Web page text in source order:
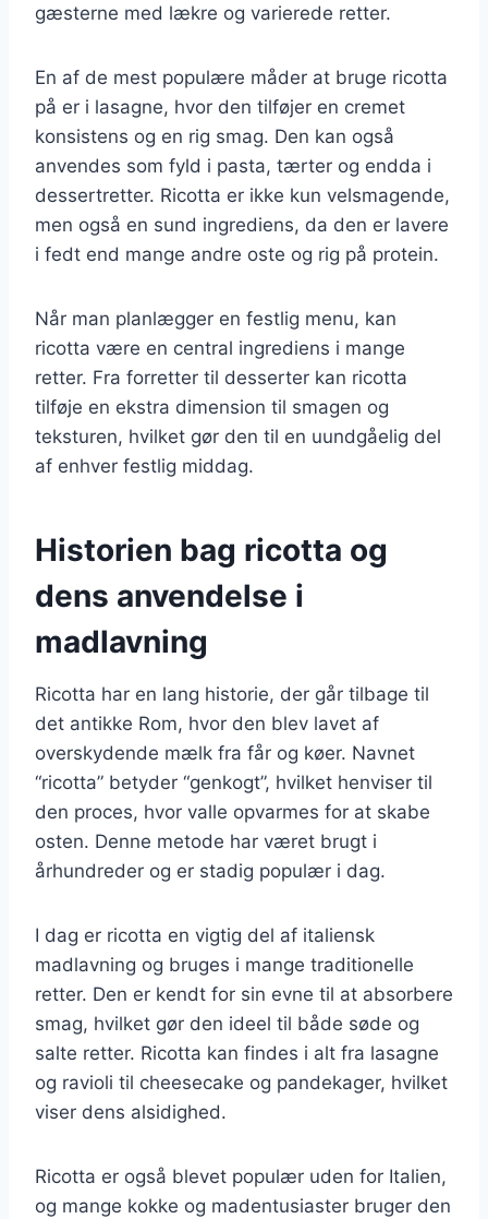
gæsterne med lækre og varierede retter.
En af de mest populære måder at bruge ricotta
på er i lasagne, hvor den tilføjer en cremet
konsistens og en rig smag. Den kan også
anvendes som fyld i pasta, tærter og endda i
dessertretter. Ricotta er ikke kun velsmagende,
men også en sund ingrediens, da den er lavere
i fedt end mange andre oste og rig på protein.
Når man planlægger en festlig menu, kan
ricotta være en central ingrediens i mange
retter. Fra forretter til desserter kan ricotta
tilføje en ekstra dimension til smagen og
teksturen, hvilket gør den til en uundgåelig del
af enhver festlig middag.
Historien bag ricotta og
dens anvendelse i
madlavning
Ricotta har en lang historie, der går tilbage til
det antikke Rom, hvor den blev lavet af
overskydende mælk fra får og køer. Navnet
“ricotta” betyder “genkogt”, hvilket henviser til
den proces, hvor valle opvarmes for at skabe
osten. Denne metode har været brugt i
århundreder og er stadig populær i dag.
I dag er ricotta en vigtig del af italiensk
madlavning og bruges i mange traditionelle
retter. Den er kendt for sin evne til at absorbere
smag, hvilket gør den ideel til både søde og
salte retter. Ricotta kan findes i alt fra lasagne
og ravioli til cheesecake og pandekager, hvilket
viser dens alsidighed.
Ricotta er også blevet populær uden for Italien,
og mange kokke og madentusiaster bruger den